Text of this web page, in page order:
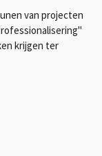
van projecten
krijgen ter